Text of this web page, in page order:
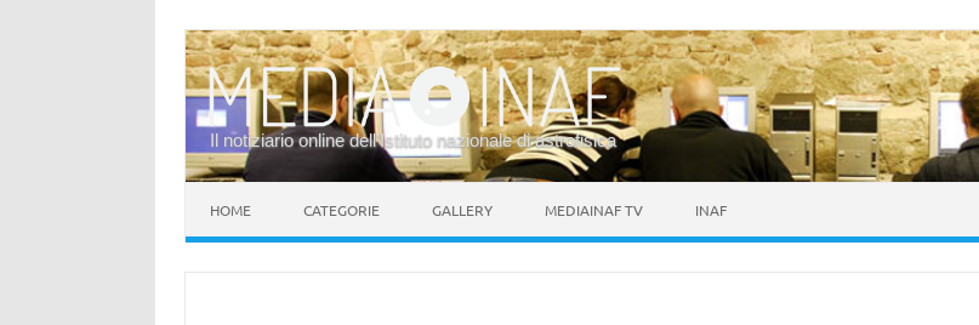
Il notiziario online dell’Istituto nazionale di astrofisica
HOME CATEGORIE GALLERY MEDIAINAF TV INAF